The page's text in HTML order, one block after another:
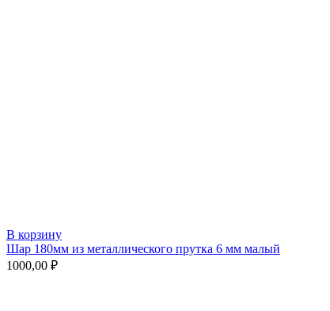
В корзину
Шар 180мм из металлического прутка 6 мм малый
1000,00 ₽